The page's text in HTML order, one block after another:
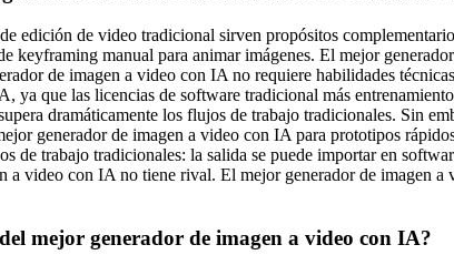
edición de video tradicional sirven propósitos
keyframing manual para animar imágenes. El mejor
de imagen a video con IA no requiere habilidades
ya que las licencias de software tradicional más
dramáticamente los flujos de trabajo tradicionales. Sin
generador de imagen a video con IA para prototipos
de trabajo tradicionales: la salida se puede importar en
video con IA no tiene rival. El mejor generador de imagen
mejor generador de imagen a video con IA?